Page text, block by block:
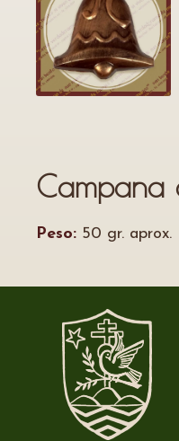
Campana
Peso: 50 gr. aprox.